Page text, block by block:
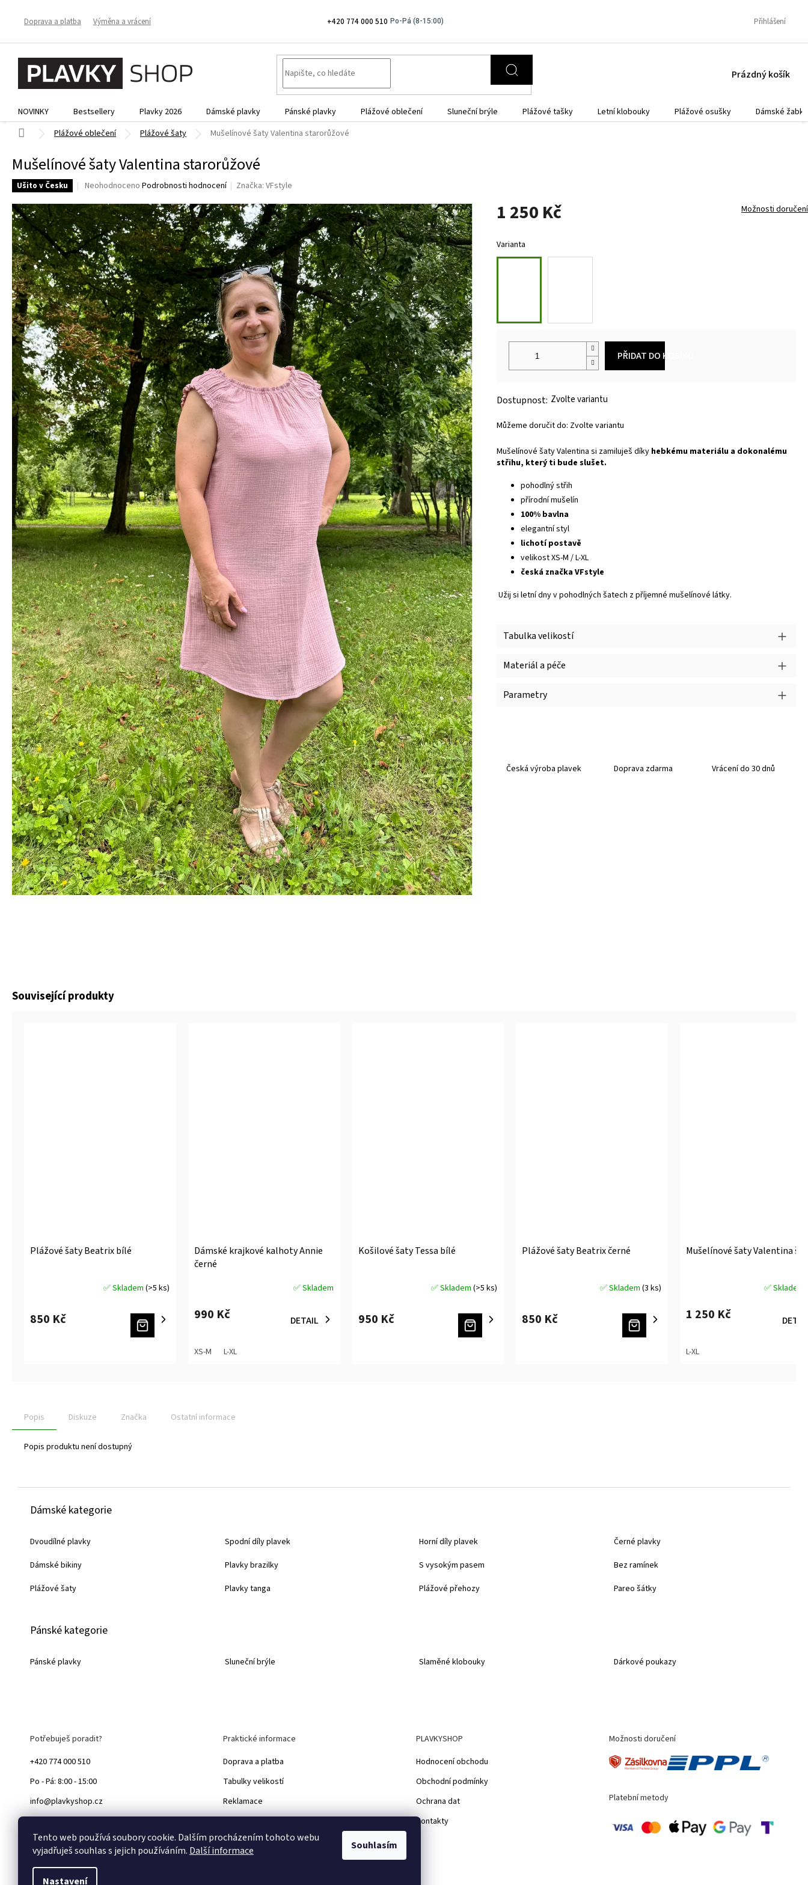
Tento web používá soubory cookie. Dalším procházením tohoto webu
vyjadřuješ souhlas s jejich používáním. Další informace
Nastavení
Souhlasím
+420 774 000 510
Doprava a platba Výměna a vrácení Přihlášení
NÁKUPNÍ
Prázdný košík
NOVINKY Bestsellery Plavky 2026 Dámské plavky Pánské plavky Plážové oblečení Sluneční brýle Plážové tašky Letní klobouky Plážové osušky
Dámské žabky
Domů
Plážové oblečení Plážové šaty Mušelínové šaty Valentina starorůžové
Mušelínové šaty Valentina starorůžové
Ušito v Česku
Průměrné
produktu
je
0,0
z
5
hvězdiček.
Neohodnoceno Podrobnosti hodnocení Značka:VFstyle
1 250 Kč
cena:
Zvolte variantu
Můžeme doručit do: Zvolte variantu
Možnosti doručení
Varianta
PŘIDAT DO KOŠÍKU
Tabulka velikostí
Materiál a péče
Parametry
Česká výroba plavek Doprava zdarma Vrácení do 30 dnů
Mušelínové šaty Valentina si zamiluješ díky hebkému materiálu a dokonalému
střihu, který ti bude slušet.
pohodlný střih
přírodní mušelín
100% bavlna
elegantní styl
lichotí postavě
velikost XS-M / L-XL
česká značka VFstyle
Užij si letní dny v pohodlných šatech z příjemné mušelínové látky.
Související produkty
Plážové šaty Beatrix bílé
produktu
je
✅ Skladem (>5 ks)
850 Kč
Dámské krajkové kalhoty Annie
černé
produktu
z
5
✅ Skladem
990 Kč DETAIL
XS-M L-XL
Košilové šaty Tessa bílé
produktu
je
✅ Skladem(>5 ks)
950 Kč
Plážové šaty Beatrix černé
produktu
je
✅ Skladem(3 ks)
850 Kč
Mušelínové šaty Valentina
✅ Skladem
1 250 Kč
L-XL
Popis Diskuze Značka Ostatní informace
Popis produktu není dostupný
Dámské kategorie
Dvoudílné plavky
Dámské bikiny
Plážové šaty
Spodní díly plavek
Plavky brazilky
Plavky tanga
Horní díly plavek
S vysokým pasem
Plážové přehozy
Černé plavky
Bez ramínek
Pareo šátky
Pánské kategorie
Pánské plavky Sluneční brýle Slaměné klobouky Dárkové poukazy
Potřebuješ poradit?
+420 774 000 510
Po - Pá: 8:00 - 15:00
info@plavkyshop.cz
Praktické informace
Doprava a platba
Tabulky velikostí
Reklamace
Blog
PLAVKYSHOP
Hodnocení obchodu
Obchodní podmínky
Ochrana dat
Kontakty
Možnosti doručení
Platební metody